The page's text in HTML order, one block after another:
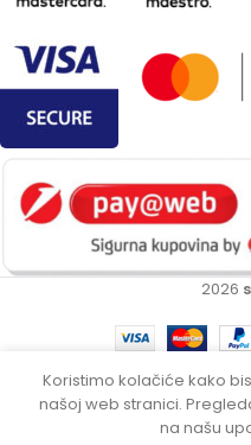
2026
Koristimo kolačiće kako
našoj web stranici.
na našu
Villager
motorna
kosačica
1,249.00